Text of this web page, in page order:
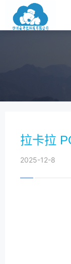
拉卡拉
2025-12-8